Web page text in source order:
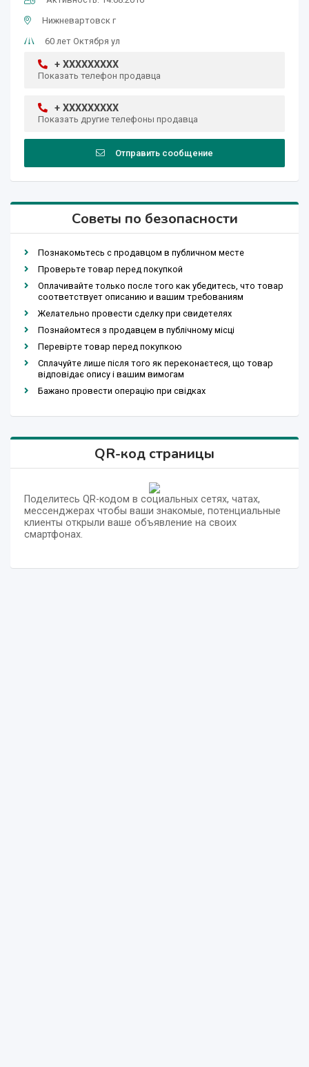
Нижневартовск г
60 лет Октября ул
+ XXXXXXXXX
Показать телефон продавца
+ XXXXXXXXX
Показать другие телефоны продавца
Отправить сообщение
Советы по безопасности
Познакомьтесь с продавцом в публичном месте
Проверьте товар перед покупкой
Оплачивайте только после того как убедитесь, что товар
соответствует описанию и вашим требованиям
Желательно провести сделку при свидетелях
Познайомтеся з продавцем в публічному місці
Перевірте товар перед покупкою
Сплачуйте лише після того як переконаєтеся, що товар
відповідає опису і вашим вимогам
Бажано провести операцію при свідках
QR-код страницы
Поделитесь QR-кодом в социальных сетях, чатах,
мессенджерах чтобы ваши знакомые, потенциальные
клиенты открыли ваше объявление на своих
смартфонах.